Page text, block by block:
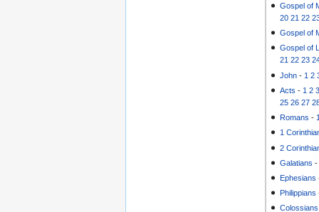
Gospel of
20 21 22
Gospel of
Gospel of
21 22 23
John - 1 2
Acts - 1 2
25 26 27
Romans -
1
2
Galatians
Ephesians
Philippians
Colossians